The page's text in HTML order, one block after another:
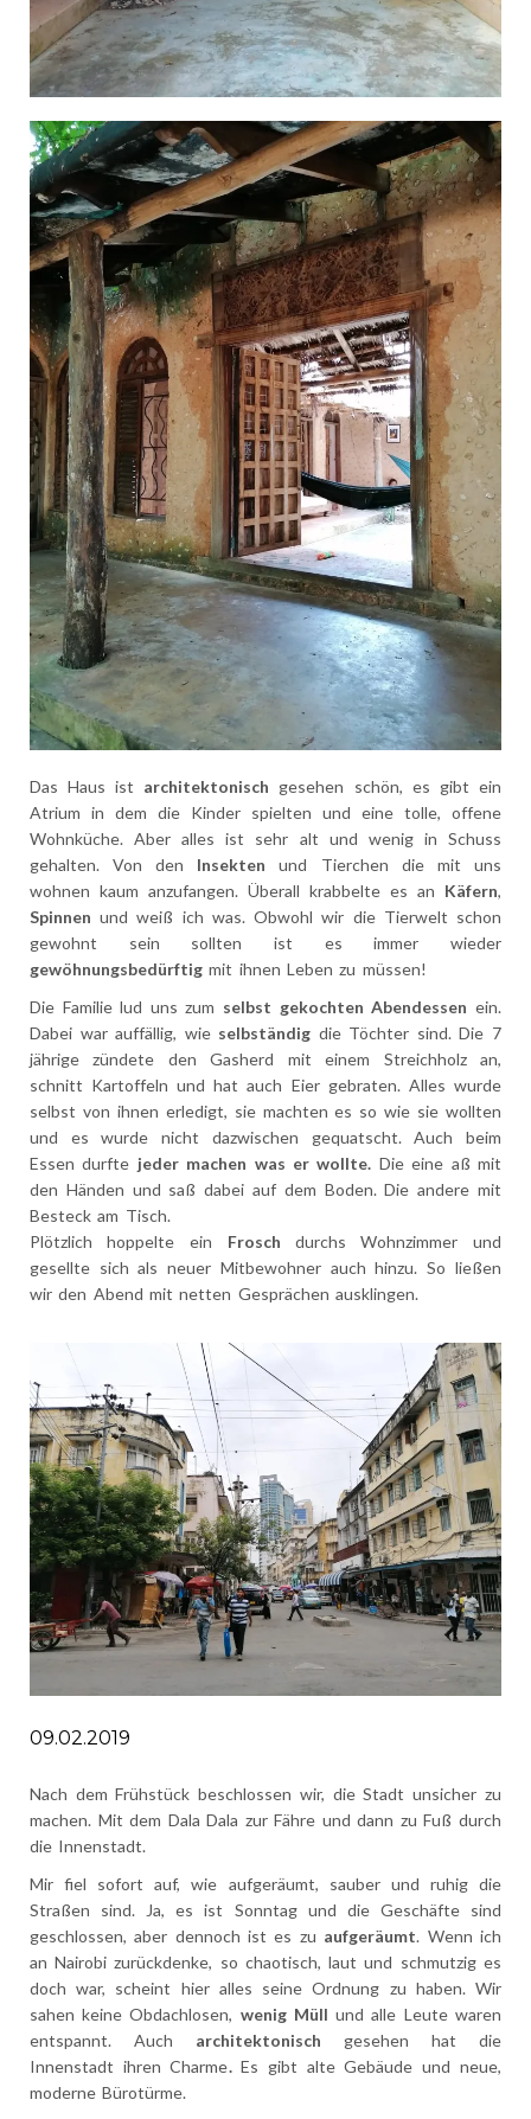
Das Haus ist architektonisch gesehen schön, es gibt ein
Atrium in dem die Kinder spielten und eine tolle, offene
Wohnküche. Aber alles ist sehr alt und wenig in Schuss
gehalten. Von den Insekten und Tierchen die mit uns
wohnen kaum anzufangen. Überall krabbelte es an Käfern,
Spinnen und weiß ich was. Obwohl wir die Tierwelt schon
gewohnt sein sollten ist es immer wieder
gewöhnungsbedürftig mit ihnen Leben zu müssen!
Die Familie lud uns zum selbst gekochten Abendessen ein.
Dabei war auffällig, wie selbständig die Töchter sind. Die 7
jährige zündete den Gasherd mit einem Streichholz an,
schnitt Kartoffeln und hat auch Eier gebraten. Alles wurde
selbst von ihnen erledigt, sie machten es so wie sie wollten
und es wurde nicht dazwischen gequatscht. Auch beim
Essen durfte jeder machen was er wollte. Die eine aß mit
den Händen und saß dabei auf dem Boden. Die andere mit
Besteck am Tisch.
Plötzlich hoppelte ein Frosch durchs Wohnzimmer und
gesellte sich als neuer Mitbewohner auch hinzu. So ließen
wir den Abend mit netten Gesprächen ausklingen.
09.02.2019
Nach dem Frühstück beschlossen wir, die Stadt unsicher zu
machen. Mit dem Dala Dala zur Fähre und dann zu Fuß durch
die Innenstadt.
Mir fiel sofort auf, wie aufgeräumt, sauber und ruhig die
Straßen sind. Ja, es ist Sonntag und die Geschäfte sind
geschlossen, aber dennoch ist es zu aufgeräumt. Wenn ich
an Nairobi zurückdenke, so chaotisch, laut und schmutzig es
doch war, scheint hier alles seine Ordnung zu haben. Wir
sahen keine Obdachlosen, wenig Müll und alle Leute waren
entspannt. Auch architektonisch gesehen hat die
Innenstadt ihren Charme.Es gibt alte Gebäude und neue,
moderne Bürotürme.